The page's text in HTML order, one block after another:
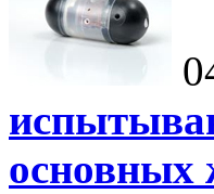
основных